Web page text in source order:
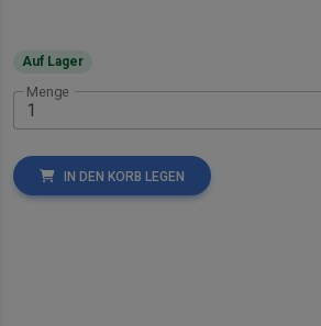
Auf Lager
Menge
IN DEN KORB LEGEN